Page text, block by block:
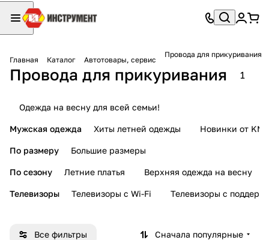
Главная Каталог Автотовары, сервис
Провода для прикуривания
Провода для прикуривания 1
Одежда на весну для всей семьи!
Мужская одежда Хиты летней одежды Новинки от KMI
По размеру Большие размеры
По сезону Летние платья Верхняя одежда на весну
Телевизоры Телевизоры с Wi-Fi Телевизоры с
Все фильтры Сначала популярные